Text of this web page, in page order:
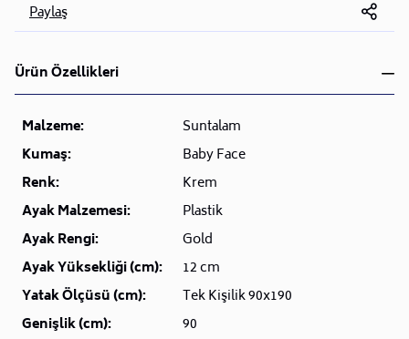
Paylaş
Ürün Özellikleri
Malzeme:
Suntalam
Kumaş:
Baby Face
Renk:
Krem
Ayak Malzemesi:
Plastik
Ayak Rengi:
Gold
Ayak Yüksekliği (cm):
12 cm
Yatak Ölçüsü (cm):
Tek Kişilik 90x190
Genişlik (cm):
90